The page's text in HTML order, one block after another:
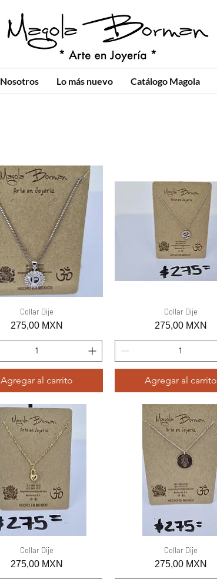
Nosotros Lo más nuevo Catálogo Magola
Vista rápida
Collar Dije
Precio
275,00 MXN
Agregar al carrito
Vista rápida
Collar Dije
Precio
275,00 MXN
Agregar al carrito
Vista rápida
Collar Dije
Precio
275,00 MXN
Vista rápida
Collar Dije
Precio
275,00 MXN